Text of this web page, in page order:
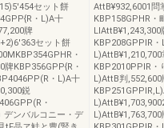
セット餅
・L)A十
牌
セット餅
・
KBP356GPP{R・
・L)A十
鋭
・
デンバルコニー・デ
AttB¥932,6001問
KBP158GPHR・
KBP208GPPIR
KBP2010PPIR
L)AttB判